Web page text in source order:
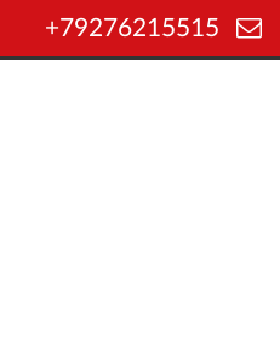
+79276215515